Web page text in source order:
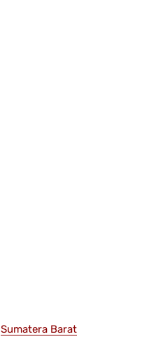
Sumatera Barat